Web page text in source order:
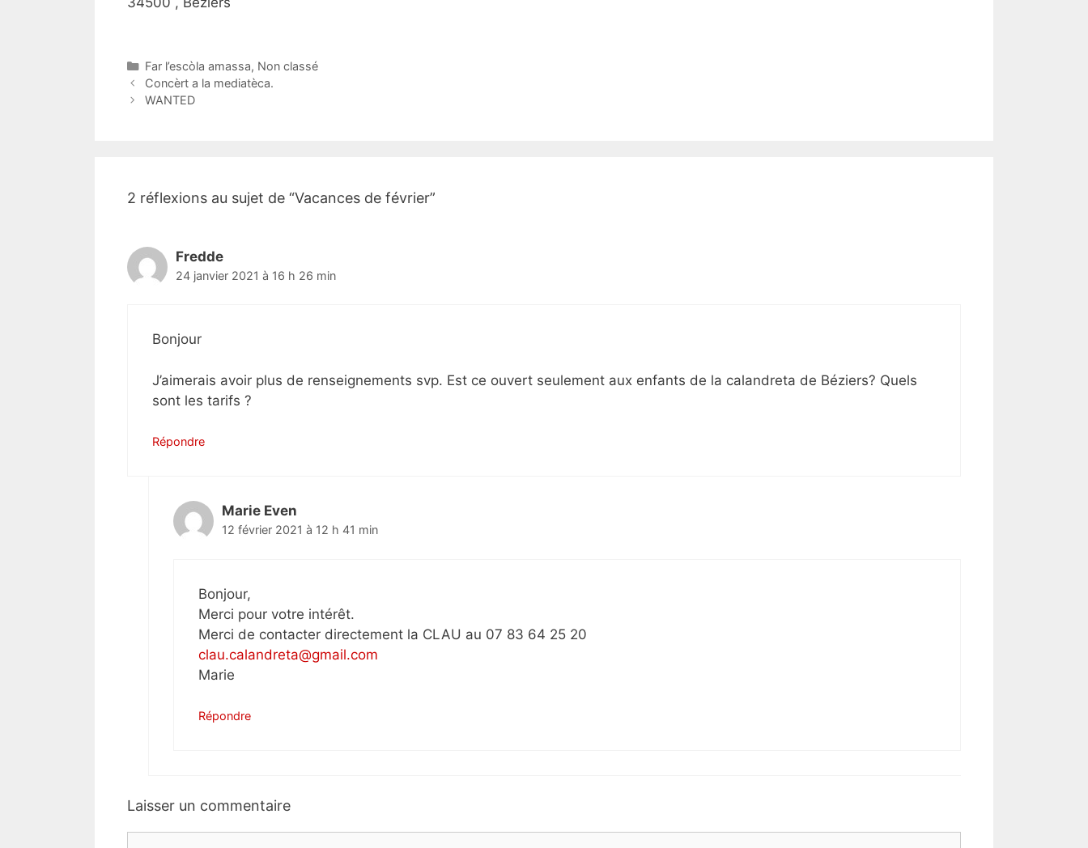
Catégories
Far l’escòla amassa, Non classé
Navigation
des
Concèrt a la mediatèca.
WANTED
2 réflexions au sujet de “Vacances de février”
Fredde
24 janvier 2021 à 16 h 26 min
Bonjour
J’aimerais avoir plus de renseignements svp. Est ce ouvert seulement aux enfants de la calandreta de Béziers? Quels
sont les tarifs ?
Répondre
Marie Even
12 février 2021 à 12 h 41 min
Bonjour,
Merci pour votre intérêt.
Merci de contacter directement la CLAU au 07 83 64 25 20
clau.calandreta@gmail.com
Marie
Répondre
Laisser un commentaire